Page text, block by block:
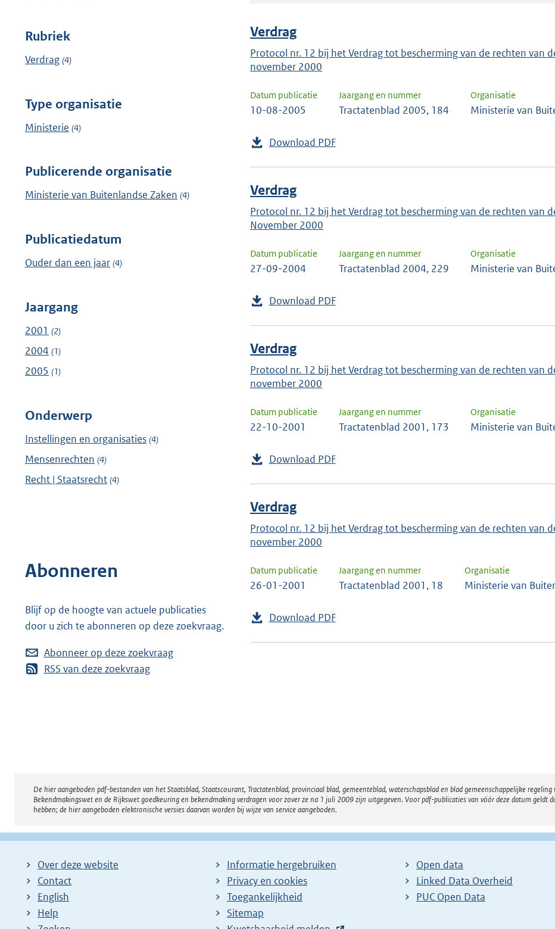
Druk
om
uw
bevestigen.
Rubriek
Verdrag (4)
Type organisatie
Ministerie (4)
Publicerende organisatie
Ministerie van Buitenlandse Zaken (4)
Publicatiedatum
Ouder dan een jaar (4)
Jaargang
2001 (2)
2004 (1)
2005 (1)
Onderwerp
Instellingen en organisaties (4)
Mensenrechten (4)
Recht | Staatsrecht (4)
Abonneren
Blijf op de hoogte van actuele publicaties
door u zich te abonneren op deze zoekvraag.
Abonneer op deze zoekvraag
RSS van deze zoekvraag
Verdrag
Protocol nr. 12 bij het Verdrag tot bescherming van de rechten van
november 2000
Datum publicatie
10-08-2005
Jaargang en nummer
Tractatenblad 2005, 184
Organisatie
Ministerie van
Download PDF
Verdrag
Protocol nr. 12 bij het Verdrag tot bescherming van de rechten van
November 2000
Datum publicatie
27-09-2004
Jaargang en nummer
Tractatenblad 2004, 229
Organisatie
Ministerie van
Download PDF
Verdrag
Protocol nr. 12 bij het Verdrag tot bescherming van de rechten van
november 2000
Datum publicatie
22-10-2001
Jaargang en nummer
Tractatenblad 2001, 173
Organisatie
Ministerie van
Download PDF
Verdrag
Protocol nr. 12 bij het Verdrag tot bescherming van de rechten van
november 2000
Datum publicatie
26-01-2001
Jaargang en nummer
Tractatenblad 2001, 18
Organisatie
Ministerie van
Download PDF
Disclaimer
De hier aangeboden pdf-bestanden van het Staatsblad, Staatscourant, Tractatenblad, provinciaal blad, gemeenteblad, waterschapsblad en blad gemeenschappelijke
Bekendmakingswet en de Rijkswet goedkeuring en bekendmaking verdragen voor zover ze na 1 juli 2009 zijn uitgegeven. Voor pdf-publicaties van vóór deze datum geldt
hebben; de hier aangeboden elektronische versies daarvan worden bij wijze van service aangeboden.
Over deze website
Contact
English
Help
Informatie hergebruiken
Privacy en cookies
Toegankelijkheid
Sitemap
Open data
Linked Data Overheid
PUC Open Data